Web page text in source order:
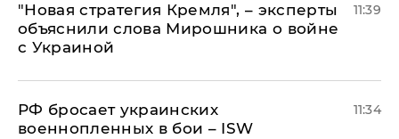
"Новая стратегия Кремля", – эксперты
объяснили слова Мирошника о войне
с Украиной
11:39
РФ бросает украинских
военнопленных в бои – ISW
11:34